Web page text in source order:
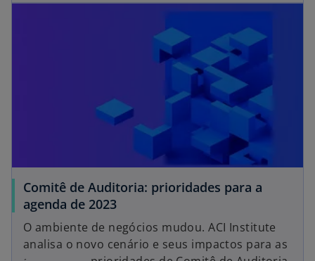
u
m
a
n
g
i
r
g
u
i
a
Comitê de Auditoria: prioridades para a
agenda de 2023
O ambiente de negócios mudou. ACI Institute
analisa o novo cenário e seus impactos para as